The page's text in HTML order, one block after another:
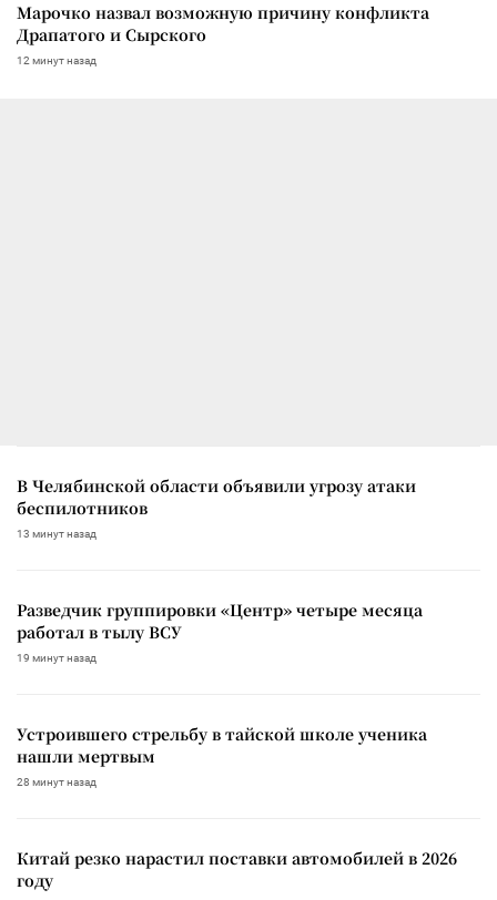
Марочко назвал возможную причину конфликта
Драпатого и Сырского
12 минут назад
В Челябинской области объявили угрозу атаки
беспилотников
13 минут назад
Разведчик группировки «Центр» четыре месяца
работал в тылу ВСУ
19 минут назад
Устроившего стрельбу в тайской школе ученика
нашли мертвым
28 минут назад
Китай резко нарастил поставки автомобилей в 2026
году